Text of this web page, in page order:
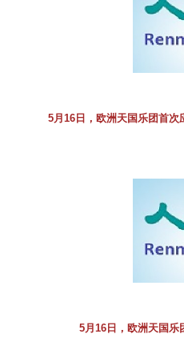
5月16日，欧洲天国乐团首次
5月16日，欧洲天国乐